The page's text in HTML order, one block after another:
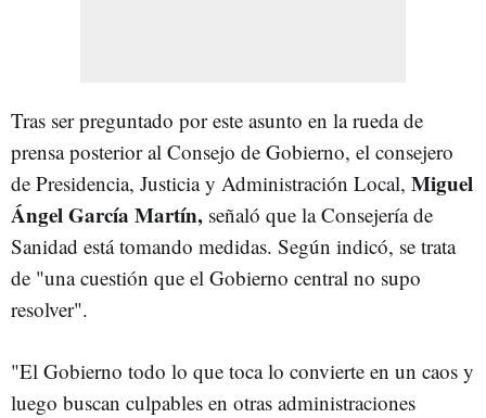
Tras ser preguntado por este asunto en la rueda de
prensa posterior al Consejo de Gobierno, el consejero
de Presidencia, Justicia y Administración Local, Miguel
Ángel García Martín, señaló que la Consejería de
Sanidad está tomando medidas. Según indicó, se trata
de "una cuestión que el Gobierno central no supo
resolver".
"El Gobierno todo lo que toca lo convierte en un caos y
luego buscan culpables en otras administraciones